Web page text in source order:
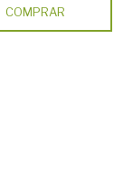
COMPRAR